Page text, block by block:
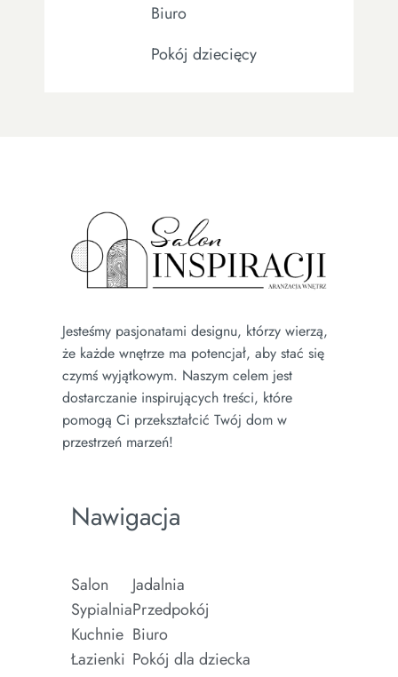
Biuro
Pokój dziecięcy
Jesteśmy pasjonatami designu, którzy wierzą,
że każde wnętrze ma potencjał, aby stać się
czymś wyjątkowym. Naszym celem jest
dostarczanie inspirujących treści, które
pomogą Ci przekształcić Twój dom w
przestrzeń marzeń!
Nawigacja
Salon
Sypialnia
Kuchnie
Łazienki
Jadalnia
Przedpokój
Biuro
Pokój dla dziecka